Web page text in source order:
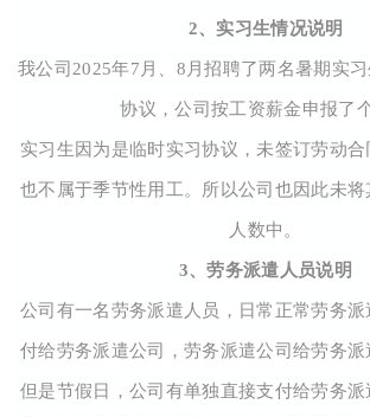
2、实习生情况说明
我公司2025年7月、8月招聘了两名暑期实
协议，公司按工资薪金申报了个
实习生因为是临时实习协议，未签订劳动合
也不属于季节性用工。所以公司也因此未
人数中。
3、劳务派遣人员说明
公司有一名劳务派遣人员，日常正常劳务
付给劳务派遣公司，劳务派遣公司给劳务派
但是节假日，公司有单独直接支付给劳务